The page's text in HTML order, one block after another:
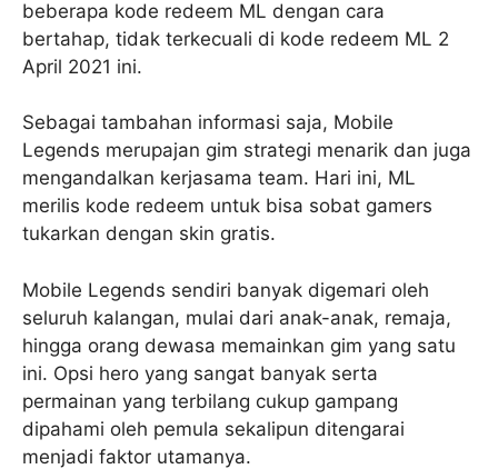
beberapa kode redeem ML dengan cara
bertahap, tidak terkecuali di kode redeem ML 2
April 2021 ini.
Sebagai tambahan informasi saja, Mobile
Legends merupajan gim strategi menarik dan juga
mengandalkan kerjasama team. Hari ini, ML
merilis kode redeem untuk bisa sobat gamers
tukarkan dengan skin gratis.
Mobile Legends sendiri banyak digemari oleh
seluruh kalangan, mulai dari anak-anak, remaja,
hingga orang dewasa memainkan gim yang satu
ini. Opsi hero yang sangat banyak serta
permainan yang terbilang cukup gampang
dipahami oleh pemula sekalipun ditengarai
menjadi faktor utamanya.